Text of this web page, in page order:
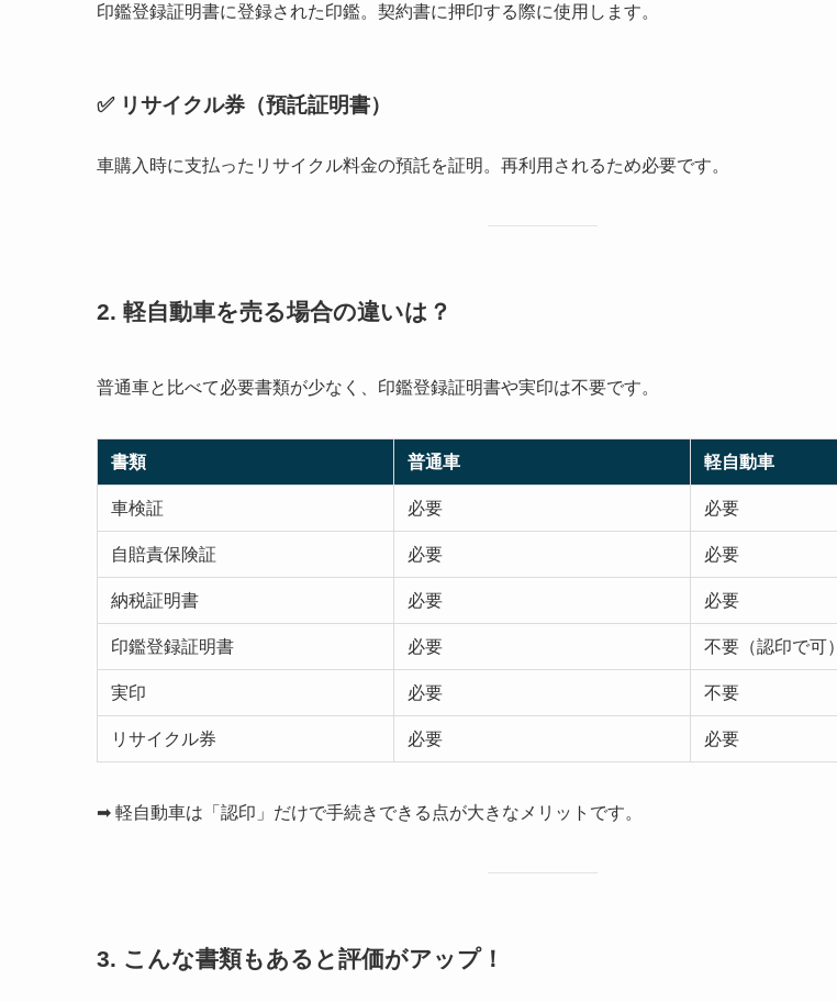
印鑑登録証明書に登録された印鑑。契約書に押印する際に使用します。
✅ リサイクル券（預託証明書）
車購入時に支払ったリサイクル料金の預託を証明。再利用されるため必要です。
2. 軽自動車を売る場合の違いは？
普通車と比べて必要書類が少なく、印鑑登録証明書や実印は不要です。
書類 普通車 軽自動車
車検証 必要 必要
自賠責保険証 必要 必要
納税証明書 必要 必要
印鑑登録証明書 必要 不要（認印で可）
実印 必要 不要
リサイクル券 必要 必要
➡ 軽自動車は「認印」だけで手続きできる点が大きなメリットです。
3. こんな書類もあると評価がアップ！